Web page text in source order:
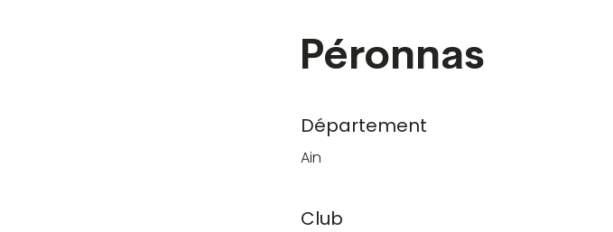
Péronnas
Département
Ain
Club